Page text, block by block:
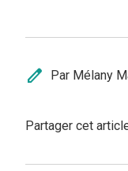
edit Par Mélany
Partager cet